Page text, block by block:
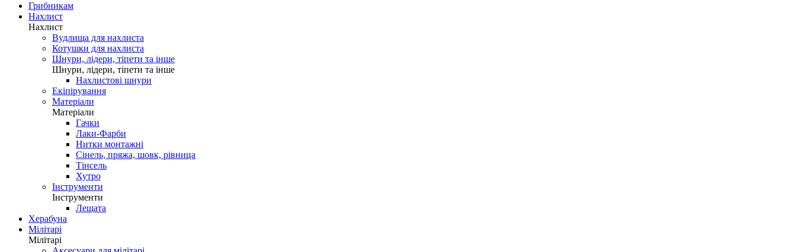
Грибникам
Нахлист
Нахлист
Вудлища для нахлиста
Котушки для нахлиста
Шнури, лідери, тіпети та інше
Шнури, лідери, тіпети та інше
Нахлистові шнури
Екіпірування
Матеріали
Матеріали
Гачки
Лаки-Фарби
Нитки монтажні
Сінель, пряжа, шовк, рівница
Тінсель
Хутро
Інструменти
Інструменти
Лещата
Херабуна
Мілітарі
Мілітарі